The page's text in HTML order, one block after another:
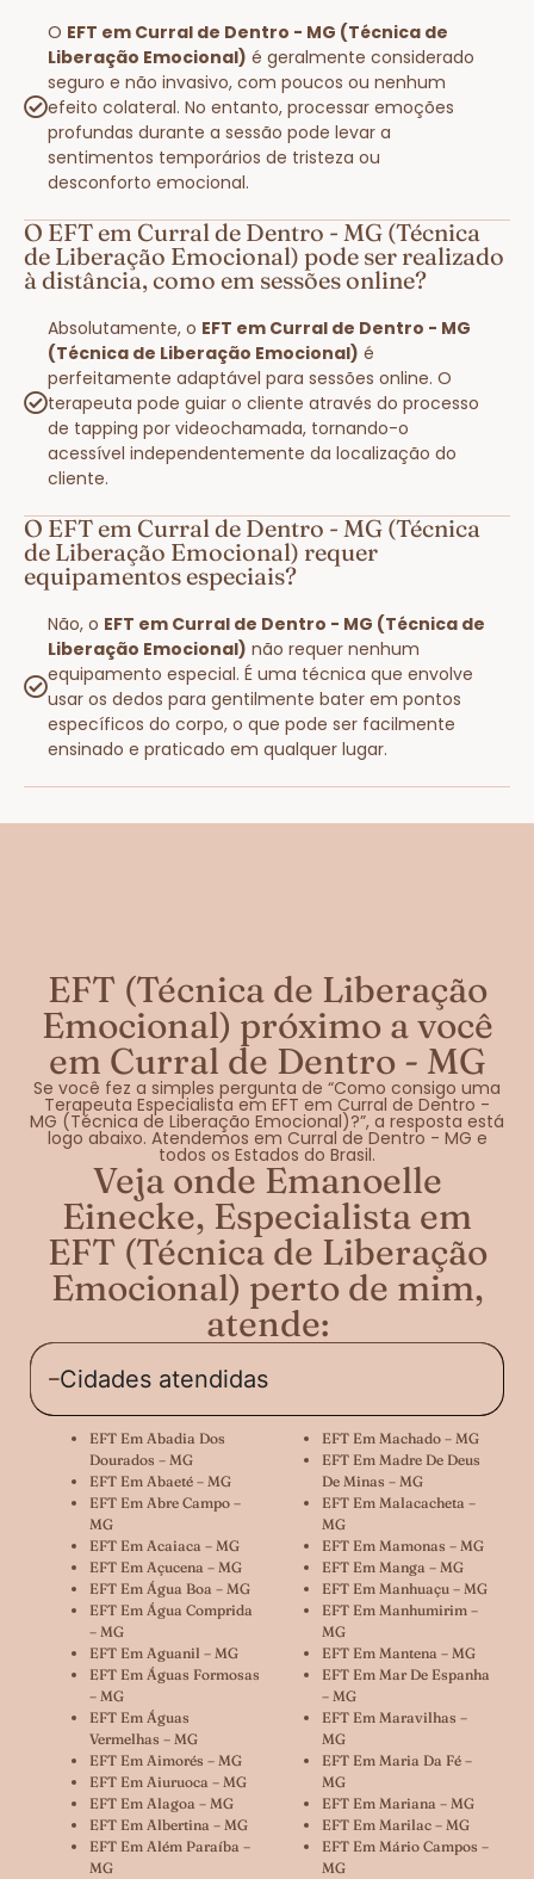
O EFT em Curral de Dentro - MG (Técnica de
Liberação Emocional) é geralmente considerado
seguro e não invasivo, com poucos ou nenhum
efeito colateral. No entanto, processar emoções
profundas durante a sessão pode levar a
sentimentos temporários de tristeza ou
desconforto emocional.
O EFT em Curral de Dentro - MG (Técnica
de Liberação Emocional) pode ser realizado
à distância, como em sessões online?
Absolutamente, o EFT em Curral de Dentro - MG
(Técnica de Liberação Emocional) é
perfeitamente adaptável para sessões online. O
terapeuta pode guiar o cliente através do processo
de tapping por videochamada, tornando-o
acessível independentemente da localização do
cliente.
O EFT em Curral de Dentro - MG (Técnica
de Liberação Emocional) requer
equipamentos especiais?
Não, o EFT em Curral de Dentro - MG (Técnica de
Liberação Emocional) não requer nenhum
equipamento especial. É uma técnica que envolve
usar os dedos para gentilmente bater em pontos
específicos do corpo, o que pode ser facilmente
ensinado e praticado em qualquer lugar.
EFT (Técnica de Liberação
Emocional) próximo a você
em Curral de Dentro - MG
Se você fez a simples pergunta de “Como consigo uma
Terapeuta Especialista em EFT em Curral de Dentro -
MG (Técnica de Liberação Emocional)?”, a resposta está
logo abaixo. Atendemos em Curral de Dentro - MG e
todos os Estados do Brasil.
Veja onde Emanoelle
Einecke, Especialista em
EFT (Técnica de Liberação
Emocional) perto de mim,
atende:
Cidades atendidas
EFT Em Abadia Dos
Dourados – MG
EFT Em Abaeté – MG
EFT Em Abre Campo –
MG
EFT Em Acaiaca – MG
EFT Em Açucena – MG
EFT Em Água Boa – MG
EFT Em Água Comprida
– MG
EFT Em Aguanil – MG
EFT Em Águas Formosas
– MG
EFT Em Águas
Vermelhas – MG
EFT Em Aimorés – MG
EFT Em Aiuruoca – MG
EFT Em Alagoa – MG
EFT Em Albertina – MG
EFT Em Além Paraíba –
MG
EFT Em Machado – MG
EFT Em Madre De Deus
De Minas – MG
EFT Em Malacacheta –
MG
EFT Em Mamonas – MG
EFT Em Manga – MG
EFT Em Manhuaçu – MG
EFT Em Manhumirim –
MG
EFT Em Mantena – MG
EFT Em Mar De Espanha
– MG
EFT Em Maravilhas –
MG
EFT Em Maria Da Fé –
MG
EFT Em Mariana – MG
EFT Em Marilac – MG
EFT Em Mário Campos –
MG